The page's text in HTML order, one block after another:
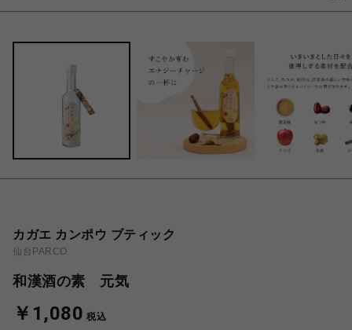
カガエ カンポウ ブティック
仙台PARCO
和漢酒の素 元気
￥1,080 税込